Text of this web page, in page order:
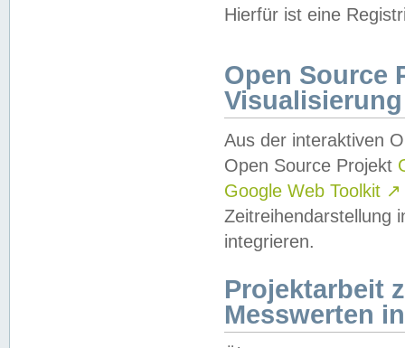
Hierfür ist eine
Open Source
Visualisierung
Aus der interaktiven
Open Source Projekt
Google Web Toolkit ↗
Zeitreihendarstellung
integrieren.
Projektarbeit
Messwerten